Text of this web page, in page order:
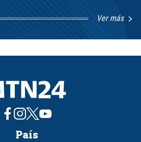
Ver más
País